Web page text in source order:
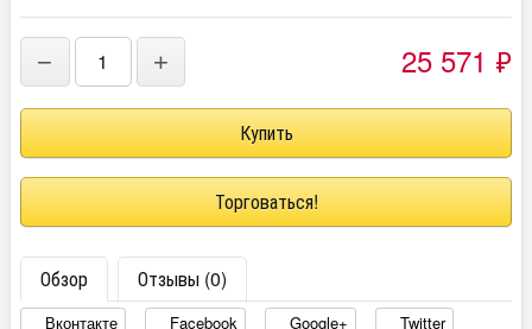
− + 25 571 ₽
Торговаться!
Обзор Отзывы (0)
Вконтакте Facebook Google+ Twitter